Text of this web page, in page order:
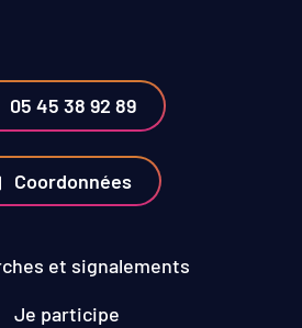
05 45 38 92 89
Coordonnées
et signalements
Je participe